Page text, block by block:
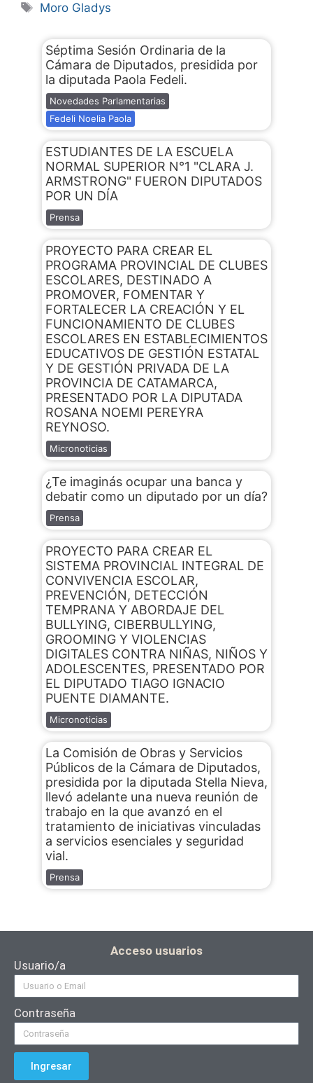
Moro Gladys
Séptima Sesión Ordinaria de la
Cámara de Diputados, presidida por
la diputada Paola Fedeli.
Novedades Parlamentarias
Fedeli Noelia Paola
ESTUDIANTES DE LA ESCUELA
NORMAL SUPERIOR N°1 "CLARA J.
ARMSTRONG" FUERON DIPUTADOS
POR UN DÍA
Prensa
PROYECTO PARA CREAR EL
PROGRAMA PROVINCIAL DE CLUBES
ESCOLARES, DESTINADO A
PROMOVER, FOMENTAR Y
FORTALECER LA CREACIÓN Y EL
FUNCIONAMIENTO DE CLUBES
ESCOLARES EN ESTABLECIMIENTOS
EDUCATIVOS DE GESTIÓN ESTATAL
Y DE GESTIÓN PRIVADA DE LA
PROVINCIA DE CATAMARCA,
PRESENTADO POR LA DIPUTADA
ROSANA NOEMI PEREYRA
REYNOSO.
Micronoticias
¿Te imaginás ocupar una banca y
debatir como un diputado por un día?
Prensa
PROYECTO PARA CREAR EL
SISTEMA PROVINCIAL INTEGRAL DE
CONVIVENCIA ESCOLAR,
PREVENCIÓN, DETECCIÓN
TEMPRANA Y ABORDAJE DEL
BULLYING, CIBERBULLYING,
GROOMING Y VIOLENCIAS
DIGITALES CONTRA NIÑAS, NIÑOS Y
ADOLESCENTES, PRESENTADO POR
EL DIPUTADO TIAGO IGNACIO
PUENTE DIAMANTE.
Micronoticias
La Comisión de Obras y Servicios
Públicos de la Cámara de Diputados,
presidida por la diputada Stella Nieva,
llevó adelante una nueva reunión de
trabajo en la que avanzó en el
tratamiento de iniciativas vinculadas
a servicios esenciales y seguridad
vial.
Prensa
Acceso usuarios
Usuario/a
Contraseña
Ingresar